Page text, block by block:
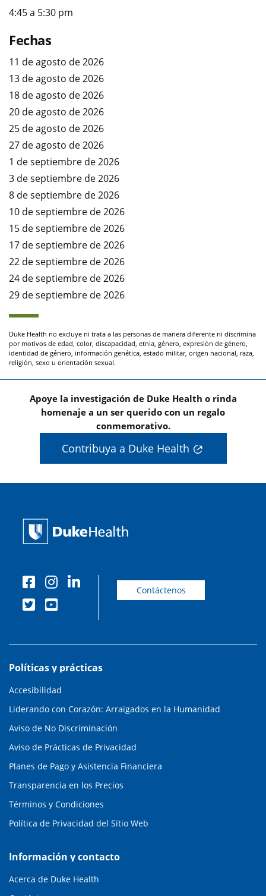
4:45 a 5:30 pm
Fechas
11 de agosto de 2026
13 de agosto de 2026
18 de agosto de 2026
20 de agosto de 2026
25 de agosto de 2026
27 de agosto de 2026
1 de septiembre de 2026
3 de septiembre de 2026
8 de septiembre de 2026
10 de septiembre de 2026
15 de septiembre de 2026
17 de septiembre de 2026
22 de septiembre de 2026
24 de septiembre de 2026
29 de septiembre de 2026
Duke Health no excluye ni trata a las personas de manera diferente ni discrimina
por motivos de edad, color, discapacidad, etnia, género, expresión de género,
identidad de género, información genética, estado militar, origen nacional, raza,
religión, sexo u orientación sexual.
Apoye la investigación de Duke Health o rinda
homenaje a un ser querido con un regalo
conmemorativo.
Contribuya a Duke Health
Contáctenos
Políticas y prácticas
Accesibilidad
Liderando con Corazón: Arraigados en la Humanidad
Aviso de No Discriminación
Aviso de Prácticas de Privacidad
Planes de Pago y Asistencia Financiera
Transparencia en los Precios
Términos y Condiciones
Política de Privacidad del Sitio Web
Información y contacto
Acerca de Duke Health